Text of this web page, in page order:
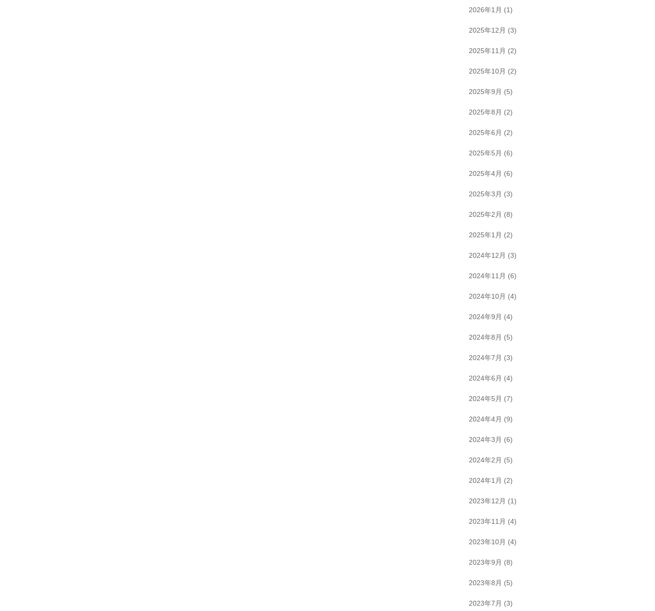
2026年1月 (1)
2025年12月 (3)
2025年11月 (2)
2025年10月 (2)
2025年9月 (5)
2025年8月 (2)
2025年6月 (2)
2025年5月 (6)
2025年4月 (6)
2025年3月 (3)
2025年2月 (8)
2025年1月 (2)
2024年12月 (3)
2024年11月 (6)
2024年10月 (4)
2024年9月 (4)
2024年8月 (5)
2024年7月 (3)
2024年6月 (4)
2024年5月 (7)
2024年4月 (9)
2024年3月 (6)
2024年2月 (5)
2024年1月 (2)
2023年12月 (1)
2023年11月 (4)
2023年10月 (4)
2023年9月 (8)
2023年8月 (5)
2023年7月 (3)